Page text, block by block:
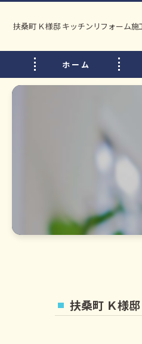
扶桑町 Ｋ様邸 キッチンリフォーム施
ホーム
扶桑町 Ｋ様